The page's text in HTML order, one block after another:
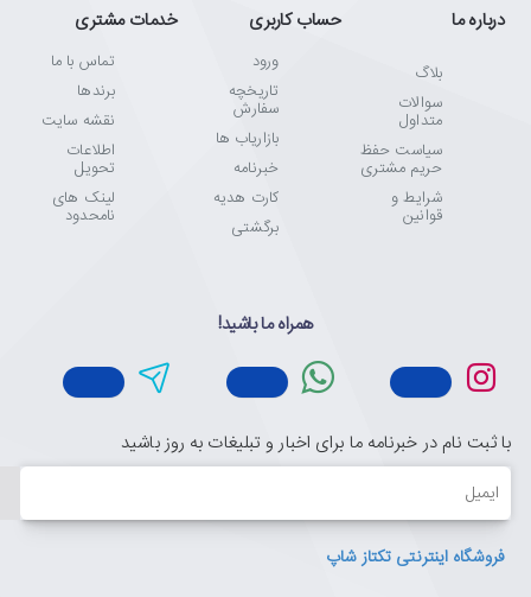
درباره ما
بلاگ
سوالات
متداول
سیاست حفظ
حریم مشتری
شرایط و
قوانین
حساب کاربری
ورود
تاریخچه
سفارش
بازاریاب ها
خبرنامه
کارت هدیه
برگشتی
خدمات مشتری
تماس با ما
برندها
نقشه سایت
اطلاعات
تحویل
لینک های
نامحدود
همراه ما باشید!
با ثبت نام در خبرنامه ما برای اخبار و تبلیغات به روز باشید
ایمیل
فروشگاه اینترنتی تکتاز شاپ